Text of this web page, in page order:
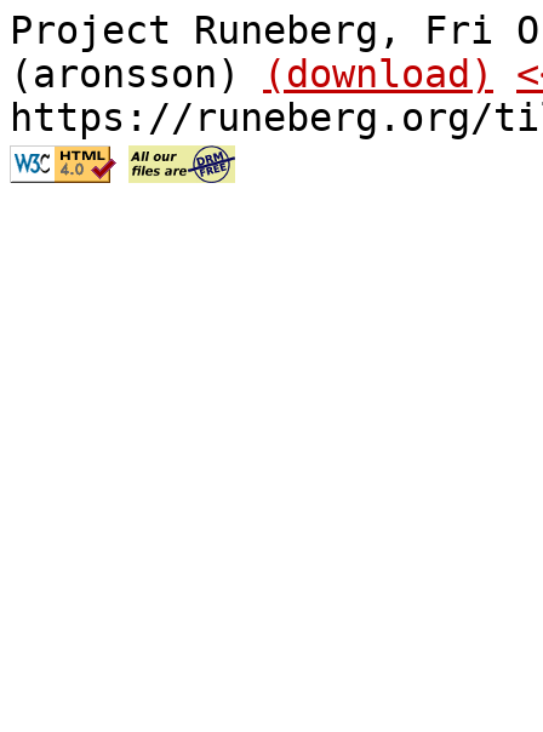
Project Runeberg, Fri
(aronsson)
(download)
https://runeberg.org/